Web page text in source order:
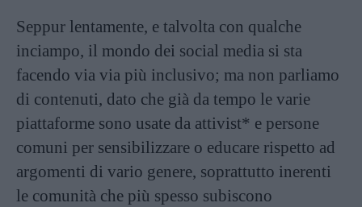
Seppur lentamente, e talvolta con qualche
inciampo, il mondo dei social media si sta
facendo via via più inclusivo; ma non parliamo
di contenuti, dato che già da tempo le varie
piattaforme sono usate da attivist* e persone
comuni per sensibilizzare o educare rispetto ad
argomenti di vario genere, soprattutto inerenti
le comunità che più spesso subiscono